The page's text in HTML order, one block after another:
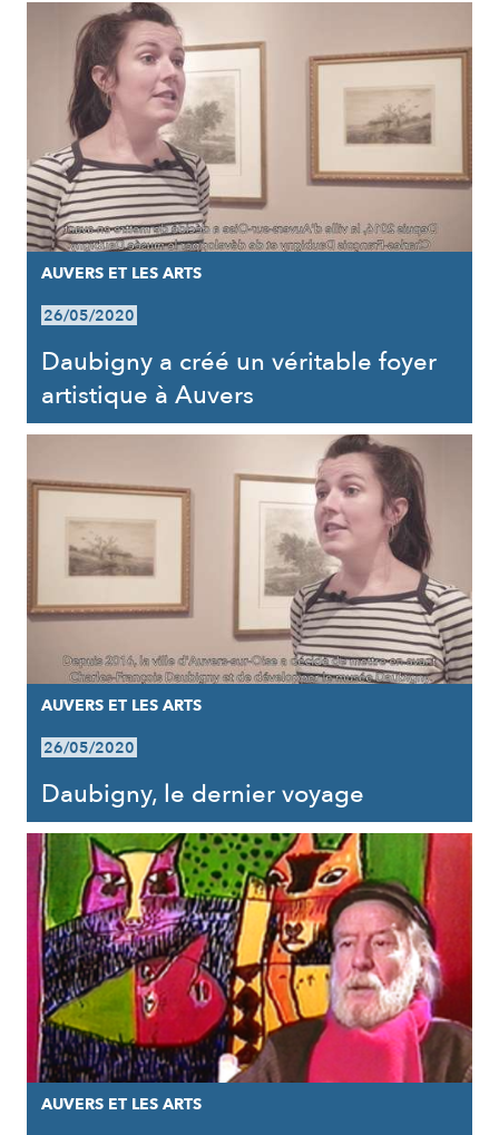
AUVERS ET LES ARTS
26/05/2020
Daubigny a créé un véritable foyer
artistique à Auvers
AUVERS ET LES ARTS
26/05/2020
Daubigny, le dernier voyage
AUVERS ET LES ARTS